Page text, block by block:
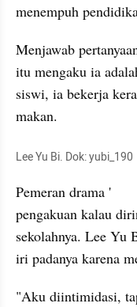
menempuh
Menjawab
itu mengaku ia
siswi, ia bekerja
makan.
Lee Yu Bi. Dok: yubi_190
Pemeran drama '	Pinocchio' itu kemudian membuat
pengakuan kalau
sekolahnya. Lee Yu
iri padanya karena
"Aku diintimidasi,